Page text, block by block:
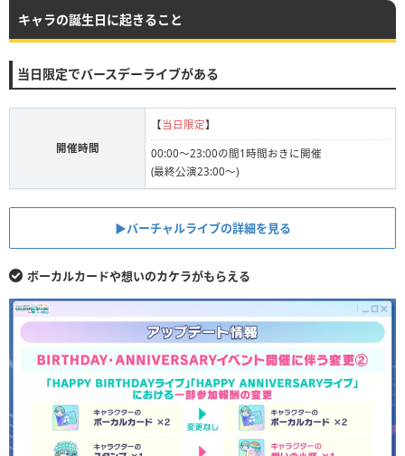
キャラの誕生日に起きること
当日限定でバースデーライブがある
開催時間
【当日限定】
00:00〜23:00の間1時間おきに開催
(最終公演23:00〜)
▶︎バーチャルライブの詳細を見る
ボーカルカードや想いのカケラがもらえる